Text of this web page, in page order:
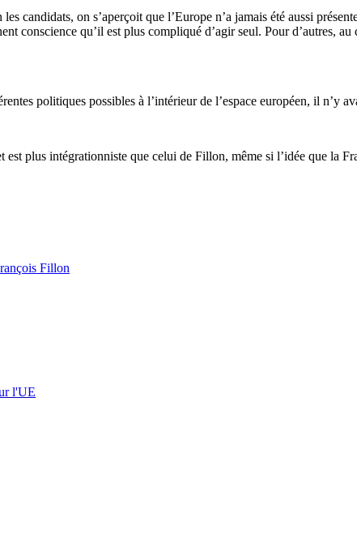
candidats, on s’aperçoit que l’Europe n’a jamais été aussi
conscience qu’il est plus compliqué d’agir seul. Pour d’autres,
politiques possibles à l’intérieur de l’espace européen, il n’y
plus intégrationniste que celui de Fillon, même si l’idée que la
Fillon
l'UE